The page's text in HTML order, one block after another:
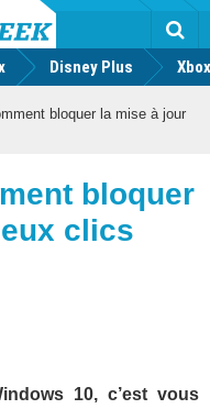
Disney Plus
bloquer la mise à jour
bloquer
clics
10, c’est vous
Youtube